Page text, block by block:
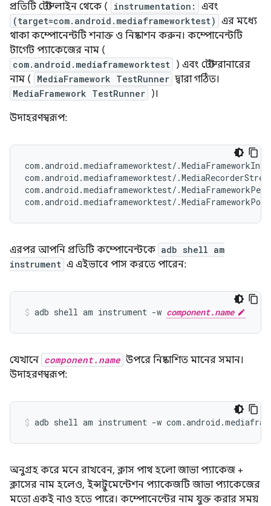
প্রতিটি টেস্ট লাইন থেকে ( instrumentation: এবং
(target=com.android.mediaframeworktest) এর মধ্যে
থাকা কম্পোনেন্টটি শনাক্ত ও নিষ্কাশন করুন। কম্পোনেন্টটি
টার্গেট প্যাকেজের নাম (
com.android.mediaframeworktest ) এবং টেস্ট রানারের
নাম (
MediaFramework TestRunner দ্বারা গঠিত।
MediaFramework TestRunner )।
উদাহরণস্বরূপ:
com.android.mediaframeworktest/
com.android.mediaframeworktest/
com.android.mediaframeworktest/
এরপর আপনি প্রতিটি কম্পোনেন্টকে adb shell am
instrument এ এইভাবে পাস করতে পারেন:
adb shell am instrument -w component.name
যেখানে component.name উপরে নিষ্কাশিত মানের সমান।
উদাহরণস্বরূপ:
অনুগ্রহ করে মনে রাখবেন, ক্লাস পাথ হলো জাভা প্যাকেজ +
ক্লাসের নাম হলেও, ইন্সট্রুমেন্টেশন প্যাকেজটি জাভা প্যাকেজের
মতো একই নাও হতে পারে। কম্পোনেন্টের নাম যুক্ত করার সময়